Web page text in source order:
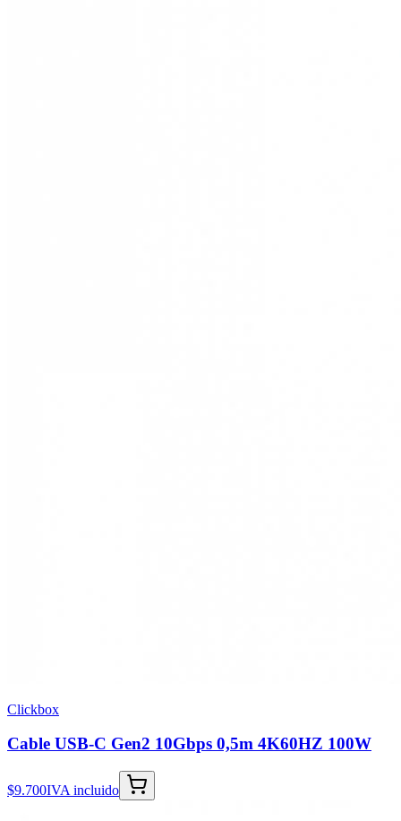
Clickbox
Cable USB-C Gen2 10Gbps 0,5m 4K60HZ 100W
$9.700IVA incluido